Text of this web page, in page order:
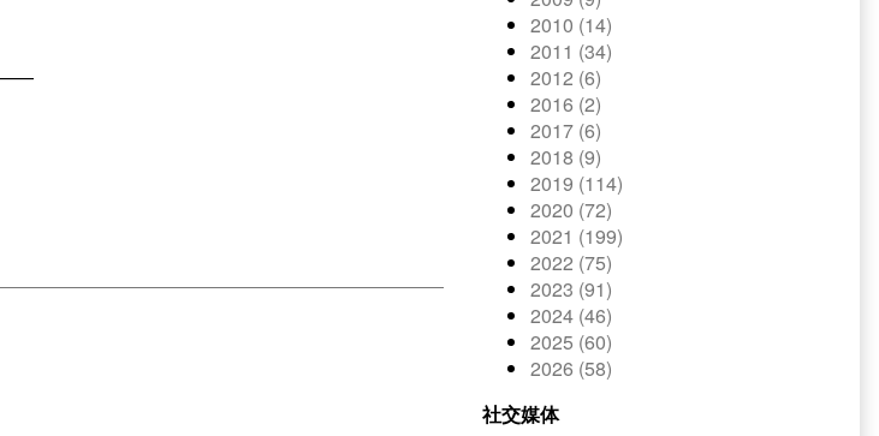
——
2010 (14)
2011 (34)
2012 (6)
2016 (2)
2017 (6)
2018 (9)
2019 (114)
2020 (72)
2021 (199)
2022 (75)
2023 (91)
2024 (46)
2025 (60)
2026 (58)
社交媒体